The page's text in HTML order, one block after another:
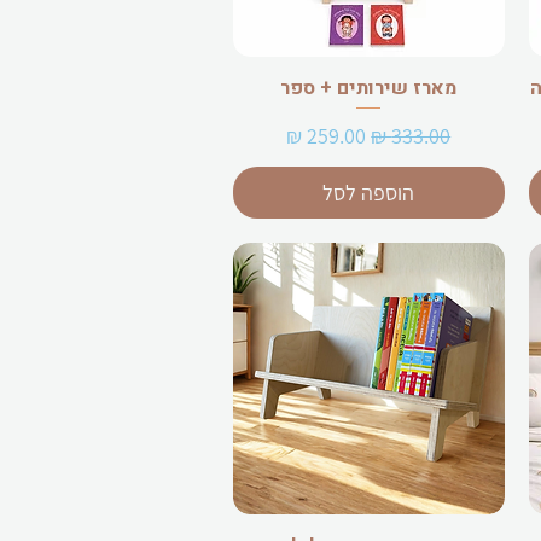
מארז שירותים + ספר
מחיר רגיל‏333.00 ‏₪ מחיר מבצע
הוספה לסל